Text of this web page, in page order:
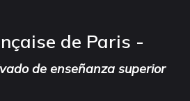
de Paris -
de enseñanza superior